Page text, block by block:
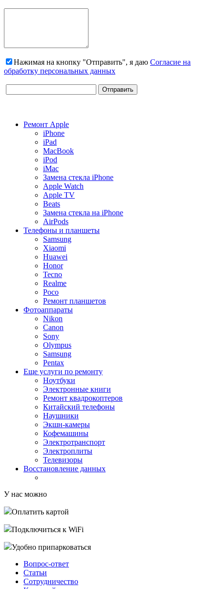
Нажимая на кнопку "Отправить", я даю Согласие на
обработку персональных данных
Ремонт Apple
iPhone
iPad
MacBook
iPod
iMac
Замена стекла iPhone
Apple Watch
Apple TV
Beats
Замена стекла на iPhone
AirPods
Телефоны и планшеты
Samsung
Xiaomi
Huawei
Honor
Tecno
Realme
Poco
Ремонт планшетов
Фотоаппараты
Nikon
Canon
Sony
Olympus
Samsung
Pentax
Еще услуги по ремонту
Ноутбуки
Электронные книги
Ремонт квадрокоптеров
Китайский телефоны
Наушники
Экшн-камеры
Кофемашины
Электротранспорт
Электроплиты
Телевизоры
Восстановление данных
У нас можно
Оплатить картой
Подключиться к WiFi
Удобно припарковаться
Вопрос-ответ
Статьи
Сотрудничество